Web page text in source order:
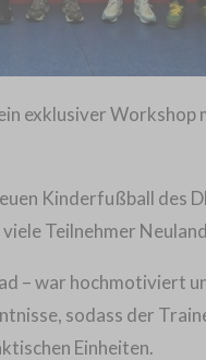
exklusiver
Kinderfußball des
Teilnehmer
– war hochmotiviert
sodass der
Einheiten.